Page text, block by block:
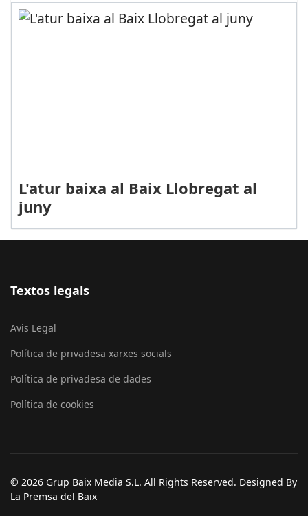
L'atur baixa al Baix Llobregat al
juny
Textos legals
Avis Legal
Política de privadesa xarxes socials
Política de privadesa de dades
Política de cookies
© 2026 Grup Baix Media S.L. All Rights Reserved. Designed By
La Premsa del Baix